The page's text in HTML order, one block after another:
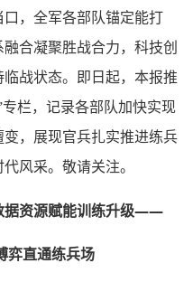
，全军各部队锚定能打
合凝聚胜战合力，科技创
战状态。即日起，本报推
栏，记录各部队加快实现
，展现官兵扎实推进练兵
风采。敬请关注。
据资源赋能训练升级——
弈直通练兵场